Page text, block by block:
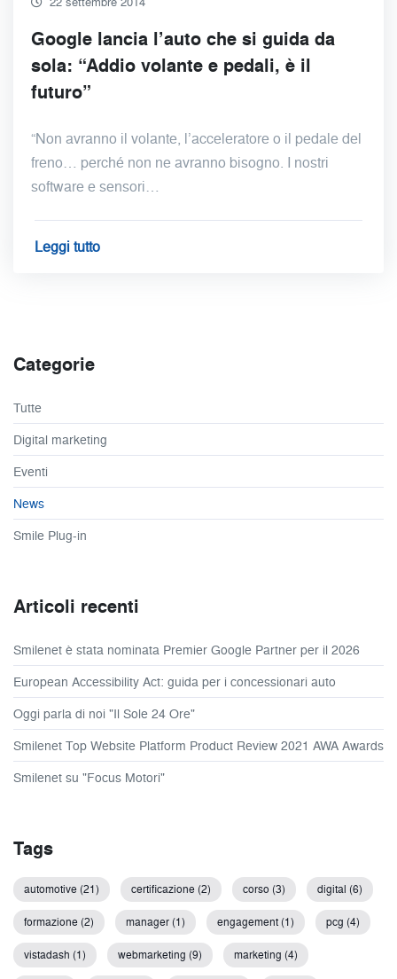
Google lancia l’auto che si guida da
sola: “Addio volante e pedali, è il
futuro”
“Non avranno il volante, l’acceleratore o il pedale del
freno… perché non ne avranno bisogno. I nostri
software e sensori…
Leggi tutto
Categorie
Tutte
Digital marketing
Eventi
News
Smile Plug-in
Articoli recenti
Smilenet è stata nominata Premier Google Partner per il 2026
European Accessibility Act: guida per i concessionari auto
Oggi parla di noi "Il Sole 24 Ore"
Smilenet Top Website Platform Product Review 2021 AWA Awards
Smilenet su "Focus Motori"
Tags
automotive (21) certificazione (2) corso (3) digital (6)
formazione (2) manager (1) engagement (1) pcg (4)
vistadash (1) webmarketing (9) marketing (4)